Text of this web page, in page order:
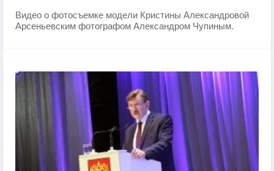
​Видео о фотосъемке модели Кристины Александровой
Арсеньевским фотографом Александром Чупиным.